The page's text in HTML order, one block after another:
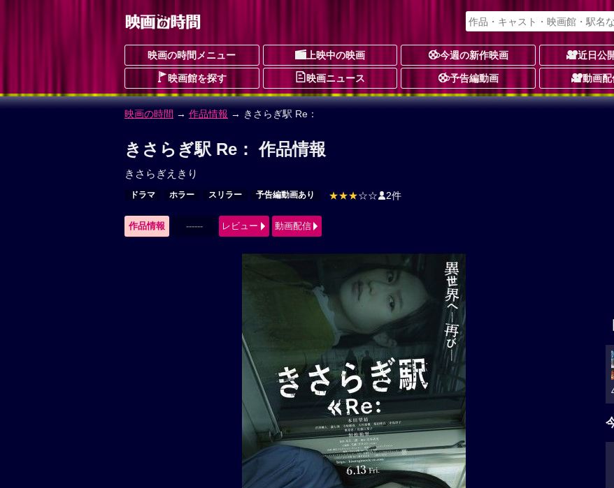
映画の時間メニュー 上映中の映画 今週の新作映画 近日公
映画館を探す 映画ニュース 予告編動画 動画
映画の時間 → 作品情報 → きさらぎ駅 Re：
きさらぎ駅 Re： 作品情報
きさらぎえきり
ドラマ ホラー スリラー 予告編動画あり ★★★☆☆ 2件
作品情報 ------ レビュー 動画配信